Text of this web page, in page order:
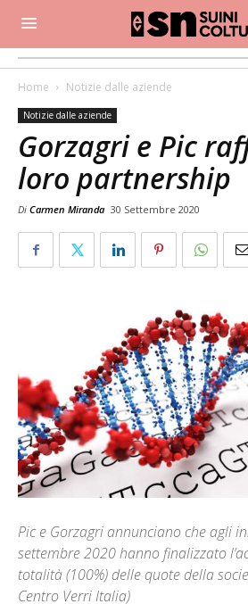
Home Notizie dalle aziende
Notizie dalle aziende
Gorzagri e Pic
loro partnership
Di Carmen Miranda 30 Settembre 2020
Pic e Gorzagri annunciano che agli
settembre 2020 hanno finalizzato
totalità (100%) delle quote della
Centro Verri Italia)